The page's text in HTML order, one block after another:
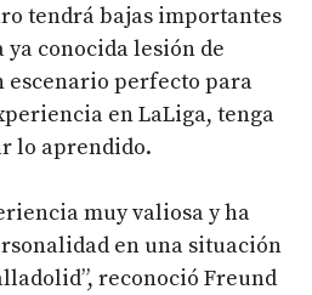
tendrá bajas importantes
conocida lesión de
escenario perfecto para
en LaLiga, tenga
lo aprendido.
muy valiosa y ha
en una situación
reconoció Freund